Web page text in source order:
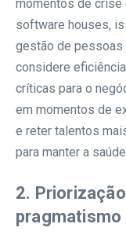
momentos de crise
software houses,
gestão de pessoas
considere
críticas para o
em momentos de
e reter talentos
para manter a
2.
pragmatismo